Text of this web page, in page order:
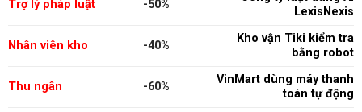
Trợ lý pháp luật -50%
LexisNexis
Nhân viên kho -40%
Kho vận Tiki kiểm tra
bằng robot
Thu ngân -60%
VinMart dùng máy thanh
toán tự động